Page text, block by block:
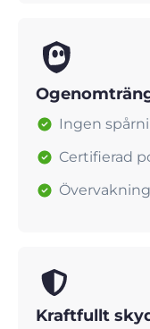
Ingen
Certifierad
Kraftfullt